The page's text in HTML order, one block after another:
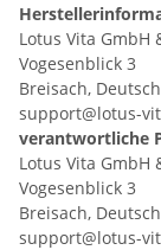
Lotus Vita GmbH
Vogesenblick 3
Breisach,
support@lotus-
verantwortliche
Lotus Vita GmbH
Vogesenblick 3
Breisach,
support@lotus-